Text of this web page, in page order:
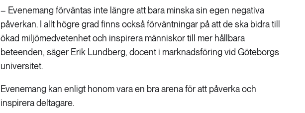
– Evenemang förväntas inte längre att bara minska sin egen negativa
påverkan. I allt högre grad finns också förväntningar på att de ska bidra till
ökad miljömedvetenhet och inspirera människor till mer hållbara
beteenden, säger Erik Lundberg, docent i marknadsföring vid Göteborgs
universitet.
Evenemang kan enligt honom vara en bra arena för att påverka och
inspirera deltagare.